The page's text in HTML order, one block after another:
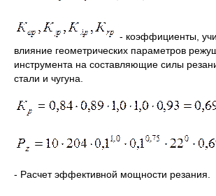
- коэффициенты,
влияние геометрических параметров
инструмента на составляющие силы
стали и чугуна.
- Расчет эффективной мощности резания.